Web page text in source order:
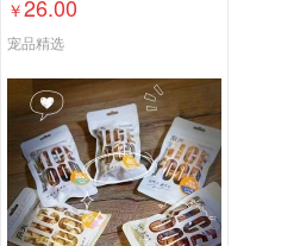
￥26.00
宠品精选